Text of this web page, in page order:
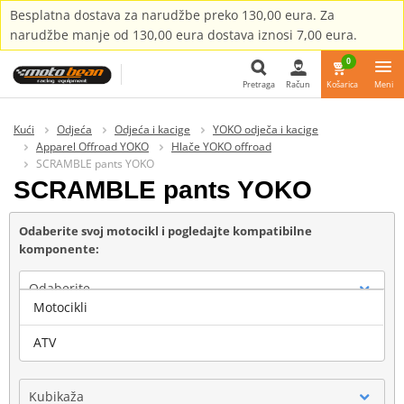
Besplatna dostava za narudžbe preko 130,00 eura. Za
narudžbe manje od 130,00 eura dostava iznosi 7,00 eura.
Pretraga Račun
0
Košarica Meni
Kući Odjeća Odjeća i kacige
YOKO odječa i kacige
Apparel Offroad YOKO
Hlače YOKO offroad
SCRAMBLE pants YOKO
SCRAMBLE pants YOKO
Odaberite svoj motocikl i pogledajte kompatibilne
komponente:
Odaberite
Marka
Kubikaža
Motocikli
ATV